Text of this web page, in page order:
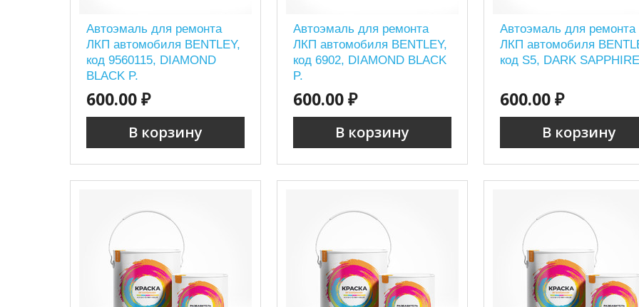
Автоэмаль для ремонта
ЛКП автомобиля BENTLEY,
код 9560115, DIAMOND
BLACK P.
600.00 ₽
В корзину
Автоэмаль для ремонта
ЛКП автомобиля BENTLEY,
код 6902, DIAMOND BLACK
P.
600.00 ₽
В корзину
Автоэмаль для ремонта
ЛКП автомобиля
код S5, DARK
600.00 ₽
В корзину